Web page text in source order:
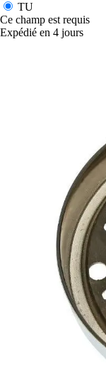
TU
Ce champ est requis
Expédié en 4 jours